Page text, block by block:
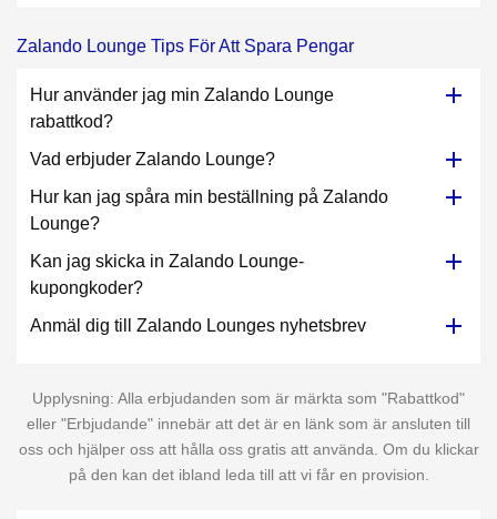
Zalando Lounge Tips För Att Spara Pengar
Hur använder jag min Zalando Lounge
rabattkod?
Vad erbjuder Zalando Lounge?
Hur kan jag spåra min beställning på Zalando
Lounge?
Kan jag skicka in Zalando Lounge-
kupongkoder?
Anmäl dig till Zalando Lounges nyhetsbrev
Upplysning: Alla erbjudanden som är märkta som "Rabattkod"
eller "Erbjudande" innebär att det är en länk som är ansluten till
oss och hjälper oss att hålla oss gratis att använda. Om du klickar
på den kan det ibland leda till att vi får en provision.